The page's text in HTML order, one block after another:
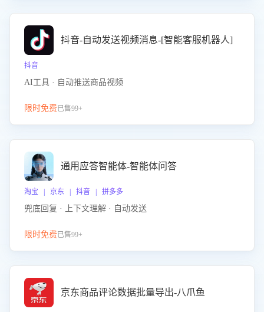
抖音-自动发送视频消息-[智能客服机器人]
抖音
AI工具 · 自动推送商品视频
限时免费已售99+
通用应答智能体-智能体问答
淘宝 | 京东 | 抖音 | 拼多多
兜底回复 · 上下文理解 · 自动发送
限时免费已售99+
京东商品评论数据批量导出-八爪鱼